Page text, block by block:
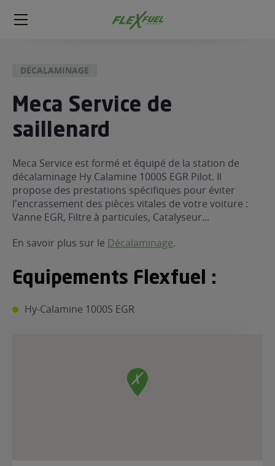
FlexFuel
Méga
?
du carburant avec
le Superéthanol
garagiste
DÉCALAMINAGE
Meca Service de
saillenard
Meca Service est formé et équipé de la station de
décalaminage Hy Calamine 1000S EGR Pilot. Il
propose des prestations spécifiques pour éviter
l'encrassement des pièces vitales de votre voiture :
Vanne EGR, Filtre à particules, Catalyseur...
En savoir plus sur le Décalaminage.
Equipements Flexfuel :
Hy-Calamine 1000S EGR